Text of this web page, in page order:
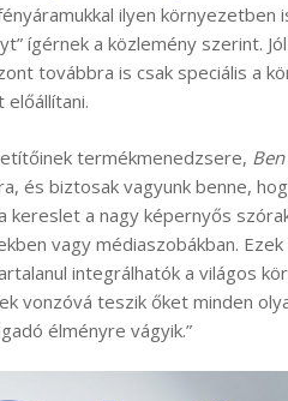
ilyen környezetben
ígérnek a közlemény szerint.
továbbra is csak speciális a
termékmenedzsere,
és biztosak vagyunk benne,
kereslet a nagy képernyős
vagy médiaszobákban.
integrálhatók a világos
vonzóvá teszik őket minden
élményre vágyik.”